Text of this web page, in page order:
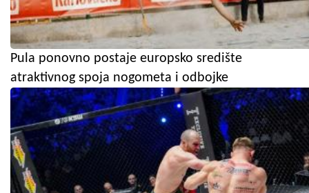
Pula ponovno postaje europsko središte
atraktivnog spoja nogometa i odbojke